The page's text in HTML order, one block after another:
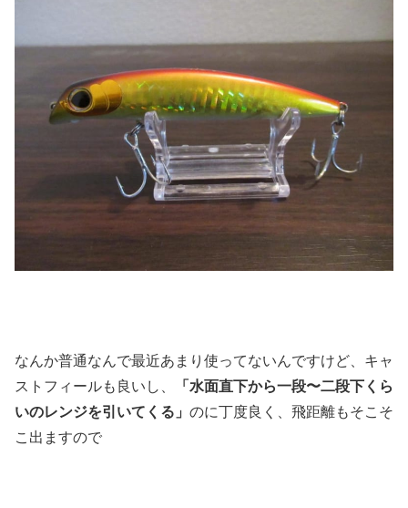
なんか普通なんで最近あまり使ってないんですけど、キャ
ストフィールも良いし、
「水面直下から一段〜二段下くら
いのレンジを引いてくる」 のに丁度良く、飛距離もそこそ
こ出ますので